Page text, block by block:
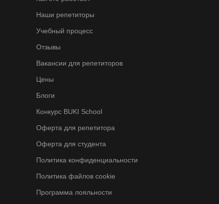
Наши репетиторы
Учебный процесс
Отзывы
Вакансии для репетиторов
Цены
Блоги
Конкурс BUKI School
Оферта для репетитора
Оферта для студента
Политика конфиденциальности
Политика файлов cookie
Программа лояльности